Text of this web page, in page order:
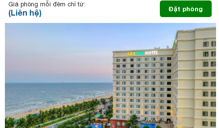
Giá phòng mỗi đêm chỉ từ:
(Liên hệ) Đặt phòng